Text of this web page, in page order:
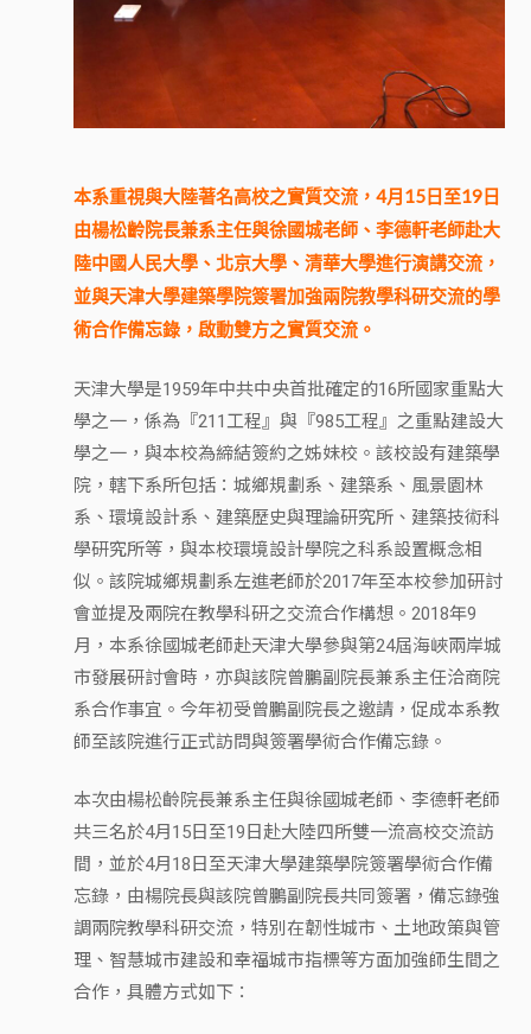
本系重視與大陸著名高校之實質交流，4月15日至19日
由楊松齡院長兼系主任與徐國城老師、李德軒老師赴大
陸中國人民大學、北京大學、清華大學進行演講交流，
並與天津大學建築學院簽署加強兩院教學科研交流的學
術合作備忘錄，啟動雙方之實質交流。
天津大學是1959年中共中央首批確定的16所國家重點大
學之一，係為『211工程』與『985工程』之重點建設大
學之一，與本校為締結簽約之姊妹校。該校設有建築學
院，轄下系所包括：城鄉規劃系、建築系、風景園林
系、環境設計系、建築歷史與理論研究所、建築技術科
學研究所等，與本校環境設計學院之科系設置概念相
似。該院城鄉規劃系左進老師於2017年至本校參加研討
會並提及兩院在教學科研之交流合作構想。2018年9
月，本系徐國城老師赴天津大學參與第24屆海峽兩岸城
市發展研討會時，亦與該院曾鵬副院長兼系主任洽商院
系合作事宜。今年初受曾鵬副院長之邀請，促成本系教
師至該院進行正式訪問與簽署學術合作備忘錄。
本次由楊松齡院長兼系主任與徐國城老師、李德軒老師
共三名於4月15日至19日赴大陸四所雙一流高校交流訪
間，並於4月18日至天津大學建築學院簽署學術合作備
忘錄，由楊院長與該院曾鵬副院長共同簽署，備忘錄強
調兩院教學科研交流，特別在韌性城市、土地政策與管
理、智慧城市建設和幸福城市指標等方面加強師生間之
合作，具體方式如下：